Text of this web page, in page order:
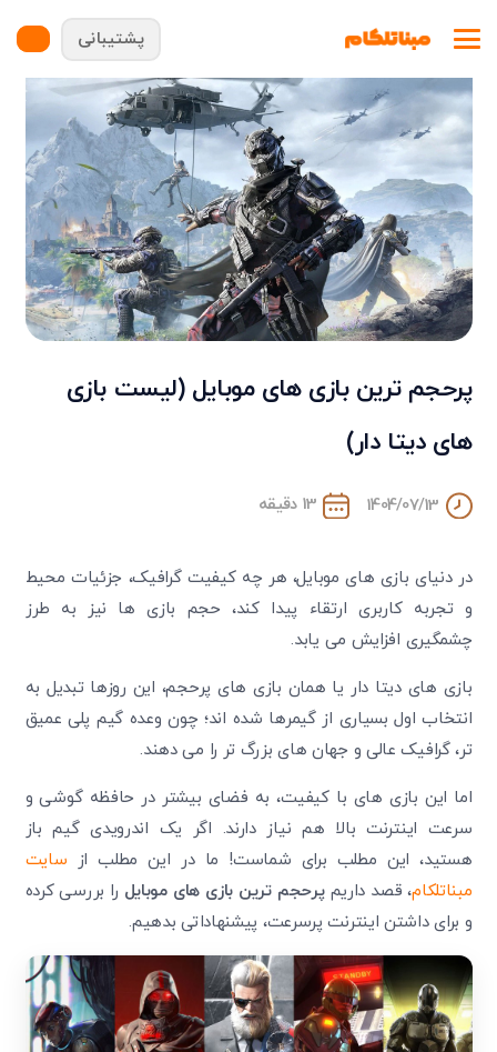
پشتیبانی
پرحجم ترین بازی های موبایل (لیست بازی
های دیتا دار)
1404/07/13 13 دقیقه
در دنیای بازی های موبایل، هر چه کیفیت گرافیک، جزئیات محیط
و تجربه کاربری ارتقاء پیدا کند، حجم بازی ها نیز به طرز
چشمگیری افزایش می یابد.
بازی های دیتا دار یا همان بازی های پرحجم، این روزها تبدیل به
انتخاب اول بسیاری از گیمرها شده اند؛ چون وعده گیم پلی عمیق
تر، گرافیک عالی و جهان های بزرگ تر را می دهند.
اما این بازی های با کیفیت، به فضای بیشتر در حافظه گوشی و
سرعت اینترنت بالا هم نیاز دارند. اگر یک اندرویدی گیم باز
هستید، این مطلب برای شماست! ما در این مطلب از سایت
مبناتلکام، قصد داریمپرحجم ترین بازی های موبایل را بررسی کرده
و برای داشتن اینترنت پرسرعت، پیشنهاداتی بدهیم.